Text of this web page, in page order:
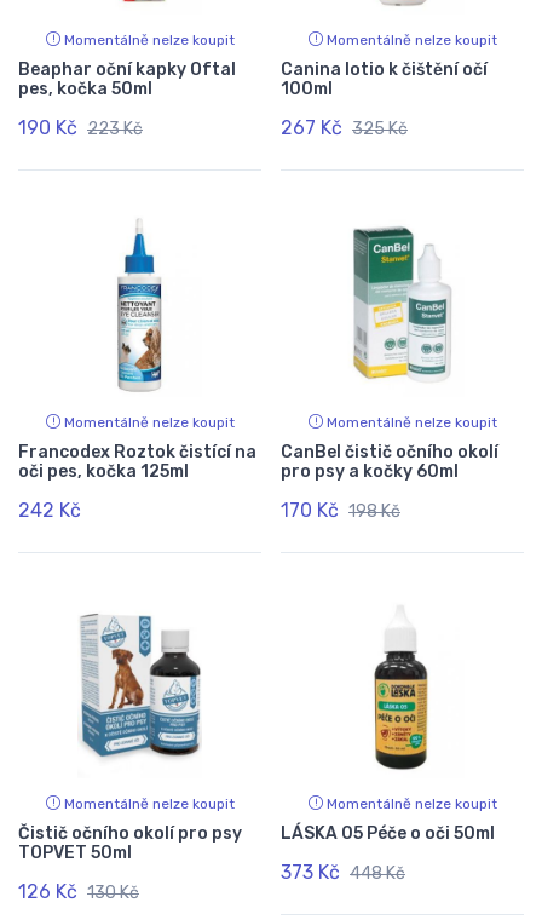
Momentálně nelze koupit
Beaphar oční kapky Oftal
pes, kočka 50ml
190 Kč 223 Kč
Momentálně nelze koupit
Canina lotio k čištění očí
100ml
267 Kč 325 Kč
Momentálně nelze koupit
Francodex Roztok čistící na
oči pes, kočka 125ml
242 Kč
Momentálně nelze koupit
CanBel čistič očního okolí
pro psy a kočky 60ml
170 Kč 198 Kč
Momentálně nelze koupit
Čistič očního okolí pro psy
TOPVET 50ml
126 Kč 130 Kč
Momentálně nelze koupit
LÁSKA 05 Péče o oči 50ml
373 Kč 448 Kč